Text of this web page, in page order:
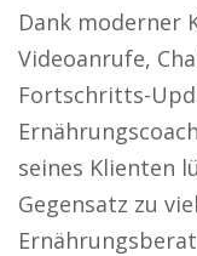
Dank moderner
Videoanrufe,
Fortschritts-
seines Klienten
Gegensatz zu